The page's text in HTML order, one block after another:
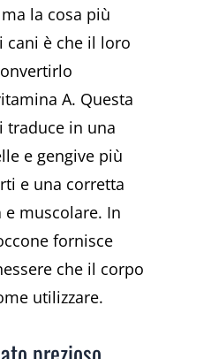
la cosa più
cani è che il loro
A. Questa
traduce in una
e gengive più
e una corretta
muscolare. In
fornisce
che il corpo
utilizzare.